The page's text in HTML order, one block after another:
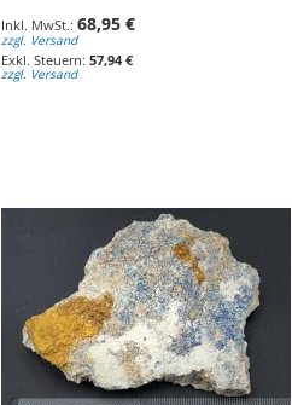
68,95 €
zzgl. Versand
57,94 €
zzgl. Versand